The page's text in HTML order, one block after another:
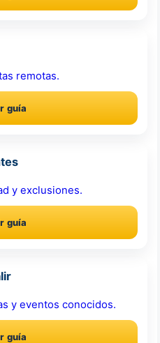
remotas.
guía
y exclusiones.
guía
y eventos conocidos.
guía